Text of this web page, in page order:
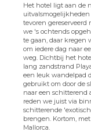
Het hotel ligt aan de
uitvalsmogelijkheden
tevoren
we 's ochtends
te gaan, daar kregen
om iedere dag naar
weg. Dichtbij het
lang zandstrand
een leuk wandelpad
gebruikt om door de
naar een schitterend
reden we juist via
schitterende
brengen. Kortom,
Mallorca.